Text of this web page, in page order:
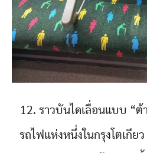
12. ราวบันไดเลื่อนแบบ “ต้
รถไฟแห่งหนึ่งในกรุงโตเกี